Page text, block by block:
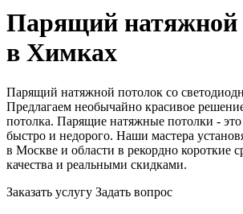
Парящий натяжной
в Химках
Парящий натяжной потолок со
Предлагаем необычайно красивое
потолка. Парящие натяжные потолки -
быстро и недорого. Наши мастера
в Москве и области в рекордно короткие
качества и реальными скидками.
Заказать услугу Задать вопрос